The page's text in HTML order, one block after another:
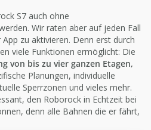
S7 auch ohne
Wir raten aber auf jeden Fall
zu aktivieren. Denn erst durch
viele Funktionen ermöglicht: Die
von bis zu vier ganzen Etagen,
Planungen, individuelle
Sperrzonen und vieles mehr.
den Roborock in Echtzeit bei
denn alle Bahnen die er fährt,